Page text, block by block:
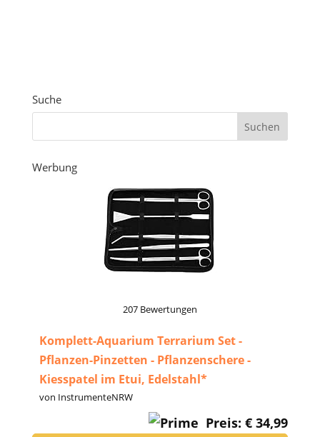
Suche
Werbung
207 Bewertungen
Komplett-Aquarium Terrarium Set -
Pflanzen-Pinzetten - Pflanzenschere -
Kiesspatel im Etui, Edelstahl*
von InstrumenteNRW
Preis: € 34,99